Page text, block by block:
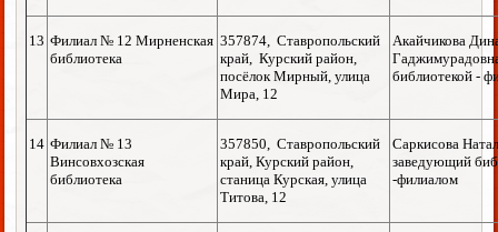
13 Филиал № 12 Мирненская
библиотека
357874, Ставропольский
край, Курский район,
посёлок Мирный, улица
Мира, 12
Акайчикова
библиотекой -
14 Филиал № 13
Винсовхозская
библиотека
357850, Ставропольский
край, Курский район,
станица Курская, улица
Титова, 12
Саркисова
заведующий
-филиалом